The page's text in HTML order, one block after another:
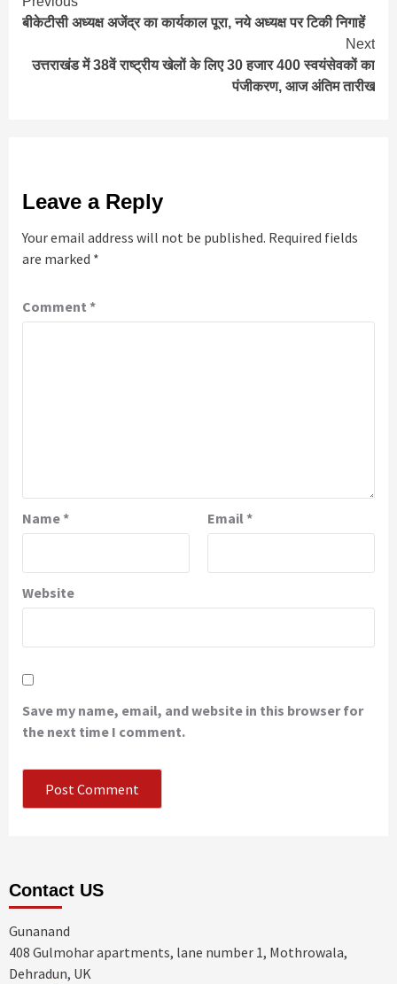
Reading
बीकेटीसी अध्यक्ष अजेंद्र का कार्यकाल पूरा, नये अध्यक्ष पर टिकी निगाहें
Next
उत्तराखंड में 38वें राष्ट्रीय खेलों के लिए 30 हजार 400 स्वयंसेवकों का
पंजीकरण, आज अंतिम तारीख
Leave a Reply
Your email address will not be published. Required fields
are marked *
Comment *
Name* Email*
Website
Save my name, email, and website in this browser for
the next time I comment.
Contact US
Gunanand
408 Gulmohar apartments, lane number 1, Mothrowala,
Dehradun, UK